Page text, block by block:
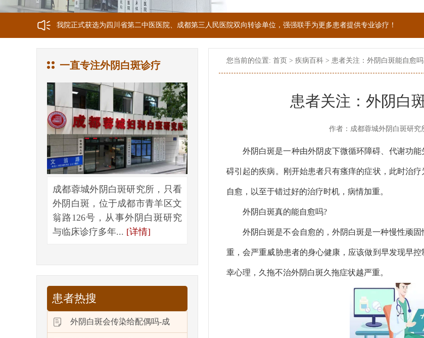
我院正式获选为四川省第二中医医院、成都第三人民医院双向转诊单位，强强联手为更多患者提供专业诊疗！
我院位于成都市青羊区文翁路126号，联系电话：028-61069090；警惕虚假广告，坚持正规医院就诊
一直专注外阴白斑诊疗
成都蓉城外阴白斑研究所，只看
外阴白斑，位于成都市青羊区文
翁路126号，从事外阴白斑研究
与临床诊疗多年... [详情]
患者热搜
外阴白斑会传染给配偶吗-成
您当前的位置: 首页 > 疾病百科 > 患者关注：外阴白斑能自愈
患者关注：外阴白
作者：成都蓉城外阴白斑研究
外阴白斑是一种由外阴皮下微循环障碍、代谢功
碍引起的疾病。刚开始患者只有瘙痒的症状，此时治
自愈，以至于错过好的治疗时机，病情加重。
外阴白斑真的能自愈吗?
外阴白斑是不会自愈的，外阴白斑是一种慢性顽
重，会严重威胁患者的身心健康，应该做到早发现早
幸心理，久拖不治外阴白斑久拖症状越严重。